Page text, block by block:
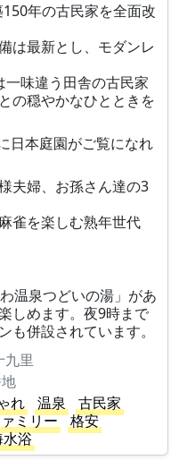
年の古民家を全面改
は最新とし、モダンレ
味違う田舎の古民家
の穏やかなひとときを
日本庭園がご覧になれ
夫婦、お孫さん達の3
雀を楽しむ熟年世代
温泉つどいの湯」があ
しめます。夜9時まで
も併設されています。
九里
れ 温泉
古民家
ミリー
格安
浴